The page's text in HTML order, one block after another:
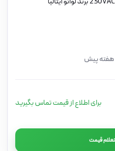
هفته پیش
برای اطلاع از قیمت تماس بگیرید
قیمت